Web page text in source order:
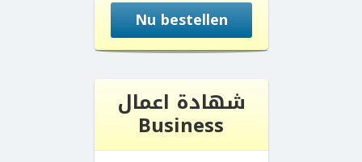
Nu bestellen
شهادة اعمال
Business